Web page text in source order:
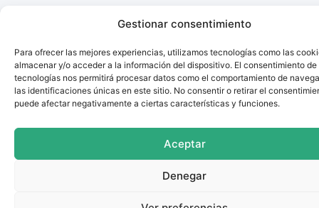
Gestionar consentimiento
Para ofrecer las mejores experiencias, utilizamos tecnologías como las
almacenar y/o acceder a la información del dispositivo. El consentimiento de
tecnologías nos permitirá procesar datos como el comportamiento de
las identificaciones únicas en este sitio. No consentir o retirar el
puede afectar negativamente a ciertas características y funciones.
Aceptar
Denegar